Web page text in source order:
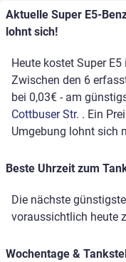
Aktuelle Super E5-
lohnt sich!
Heute kostet Super
Zwischen den 6
bei 0,03€ - am
Cottbuser Str. . Ein
Umgebung lohnt sich
Beste Uhrzeit zum
Die nächste
voraussichtlich heute
Wochentage &